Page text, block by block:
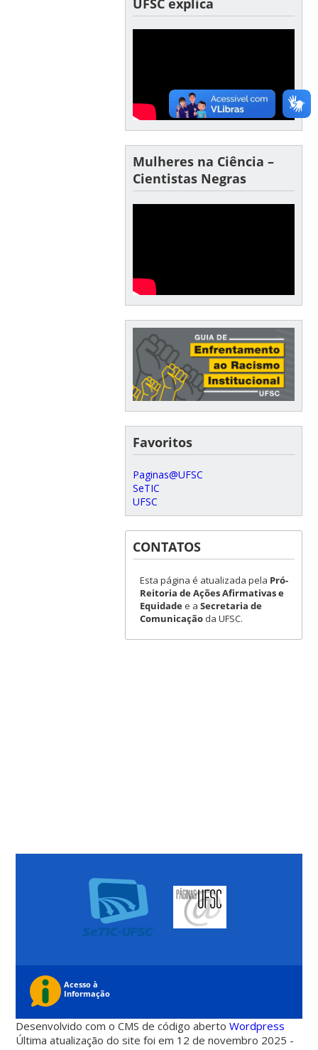
Mulheres na Ciência –
Cientistas Negras
Favoritos
Paginas@UFSC
SeTIC
UFSC
CONTATOS
Esta página é atualizada pela Pró-
Reitoria de Ações Afirmativas e
Equidadee a Secretaria de
Comunicaçãoda UFSC.
Desenvolvido com o CMS de código abertoWordpress
Última atualização do site foi em 12 de novembro 2025 -